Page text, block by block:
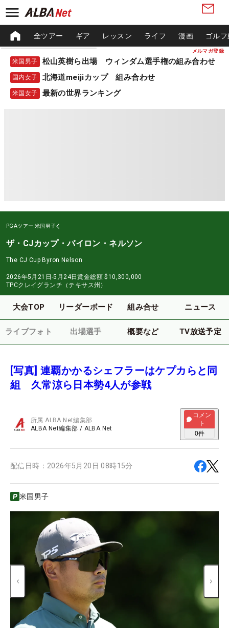
メルマガ登録
全ツアー ギア レッスン ライフ 漫画 ゴル
米国男子 松山英樹ら出場 ウィンダム選手権の組み合わせ
国内女子 北海道meijiカップ 組み合わせ
米国女子 最新の世界ランキング
PGAツアー 米国男子
ザ・CJカップ・バイロン・ネルソン
The CJ Cup Byron Nelson
2026年5月21日-5月24日賞金総額 $10,300,000
TPCクレイグランチ（テキサス州）
大会TOP リーダーボード 組み合せ ニュース
ライブフォト 出場選手 概要など TV放送予定
[写真] 連覇かかるシェフラーはケプカらと同
組 久常涼ら日本勢4人が参戦
所属ALBA Net編集部
ALBA Net編集部 / ALBA Net
コメン
ト
0件
配信日時： 2026年5月20日 08時15分
米国男子